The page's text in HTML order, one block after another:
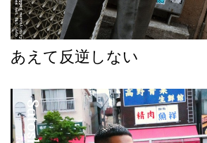
あえて反逆しない